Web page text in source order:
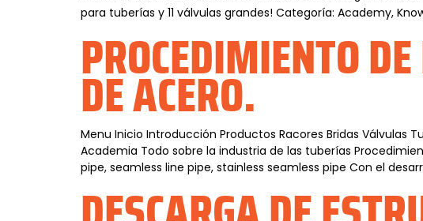
para tuberías y 11 válvulas grandes! Categoría: Academy,
PROCEDIMIENTO
DE ACERO.
Menu Inicio Introducción Productos Racores Bridas Válvulas
Academia Todo sobre la industria de las tuberías
pipe, seamless line pipe, stainless seamless pipe Con el